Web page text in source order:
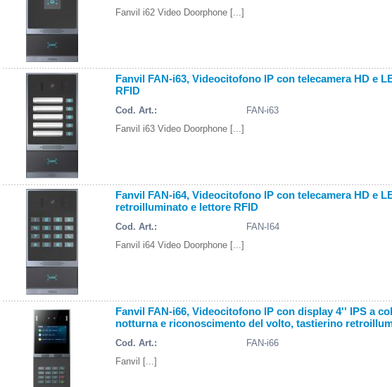
Fanvil i62 Video Doorphone [...]
Fanvil FAN-i63, Videocitofono IP con telecamera HD e
RFID
Cod. Art.:
FAN-i63
Fanvil i63 Video Doorphone [...]
Fanvil FAN-i64, Videocitofono IP con telecamera HD e
retroilluminato e lettore RFID
Cod. Art.:
FAN-I64
Fanvil i64 Video Doorphone [...]
Fanvil FAN-i66, Videocitofono IP con display 4'' IPS a
notturna e riconoscimento del volto, tastierino
Cod. Art.:
FAN-i66
Fanvil [...]